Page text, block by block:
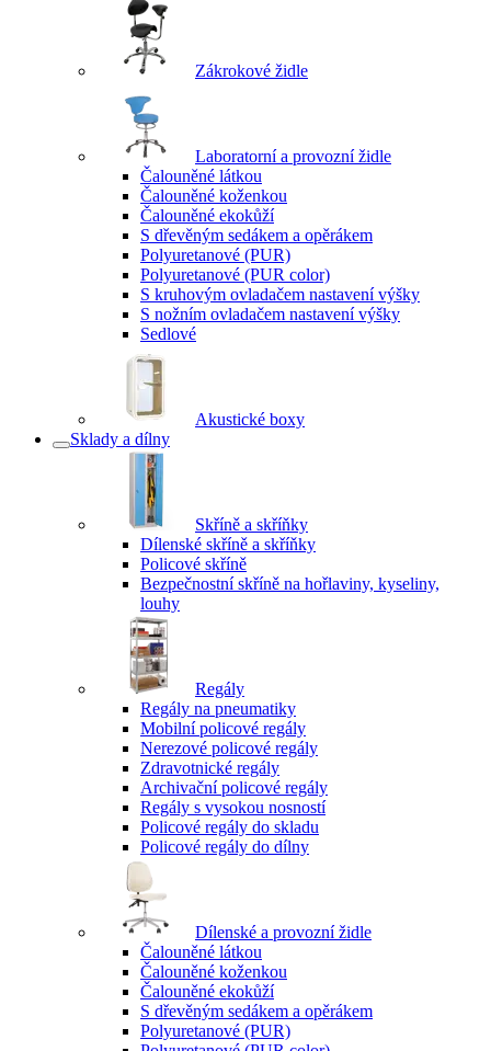
Zákrokové židle
Laboratorní a provozní židle
Čalouněné látkou
Čalouněné koženkou
Čalouněné ekokůží
S dřevěným sedákem a opěrákem
Polyuretanové (PUR)
Polyuretanové (PUR color)
S kruhovým ovladačem nastavení výšky
S nožním ovladačem nastavení výšky
Sedlové
Akustické boxy
Sklady a dílny
Skříně a skříňky
Dílenské skříně a skříňky
Policové skříně
Bezpečnostní skříně na hořlaviny, kyseliny,
louhy
Regály
Regály na pneumatiky
Mobilní policové regály
Nerezové policové regály
Zdravotnické regály
Archivační policové regály
Regály s vysokou nosností
Policové regály do skladu
Policové regály do dílny
Dílenské a provozní židle
Čalouněné látkou
Čalouněné koženkou
Čalouněné ekokůží
S dřevěným sedákem a opěrákem
Polyuretanové (PUR)